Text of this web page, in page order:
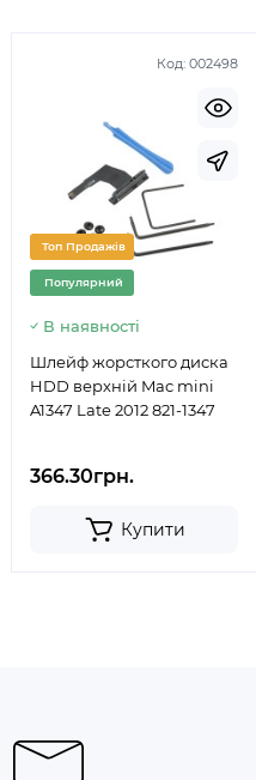
Код: 002498
Топ Продажів
Популярний
В наявності
Шлейф жорсткого диска
HDD верхній Mac mini
A1347 Late 2012 821-1347
366.30грн.
Купити